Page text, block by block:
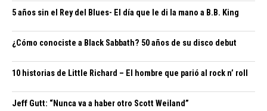
5 años sin el Rey del Blues- El día que le di la mano a B.B. King
¿Cómo conociste a Black Sabbath? 50 años de su disco debut
10 historias de Little Richard – El hombre que parió al rock n’ roll
Jeff Gutt: “Nunca va a haber otro Scott Weiland”